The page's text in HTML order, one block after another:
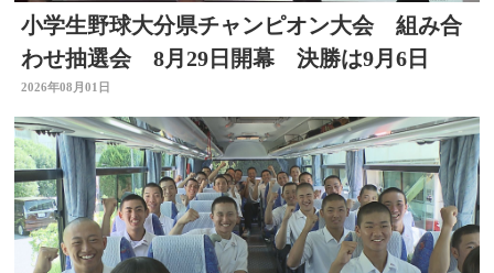
小学生野球大分県チャンピオン大会 組み合
わせ抽選会 8月29日開幕 決勝は9月6日
2026年08月01日